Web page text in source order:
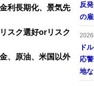
利長期化、景気先
スク選好orリスク
、原油、米国以外
反
の
ド
応
地な